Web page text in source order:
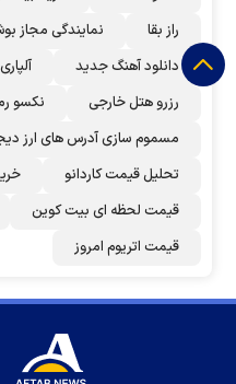
راز بقا
نمایندگی مجاز
دانلود آهنگ جدید
آلپاری
رزرو هتل خارجی
نکسو
مسموم سازی آدرس های ارز
تحلیل قیمت کاردانو
قیمت لحظه ای بیت کوین
قیمت اتریوم امروز